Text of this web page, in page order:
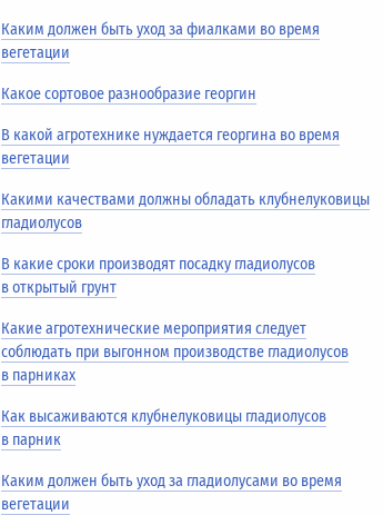
Каким должен быть уход за фиалками во время
вегетации
Какое сортовое разнообразие георгин
В какой агротехнике нуждается георгина во время
вегетации
Какими качествами должны обладать клубнелуковицы
гладиолусов
В какие сроки производят посадку гладиолусов
в открытый грунт
Какие агротехнические мероприятия следует
соблюдать при выгонном производстве гладиолусов
в парниках
Как высаживаются клубнелуковицы гладиолусов
в парник
Каким должен быть уход за гладиолусами во время
вегетации